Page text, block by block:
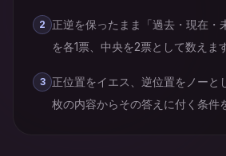
2
正逆を保ったまま「過去・現在・
を各1票、中央を2票として数えます
3
正位置をイエス、逆位置をノーと
枚の内容からその答えに付く条件